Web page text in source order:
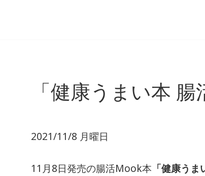
「健康うまい本
2021/11/8 月曜日
11月8日発売の腸活Mook本 「健康う